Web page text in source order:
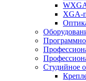
XGA-
Студийное